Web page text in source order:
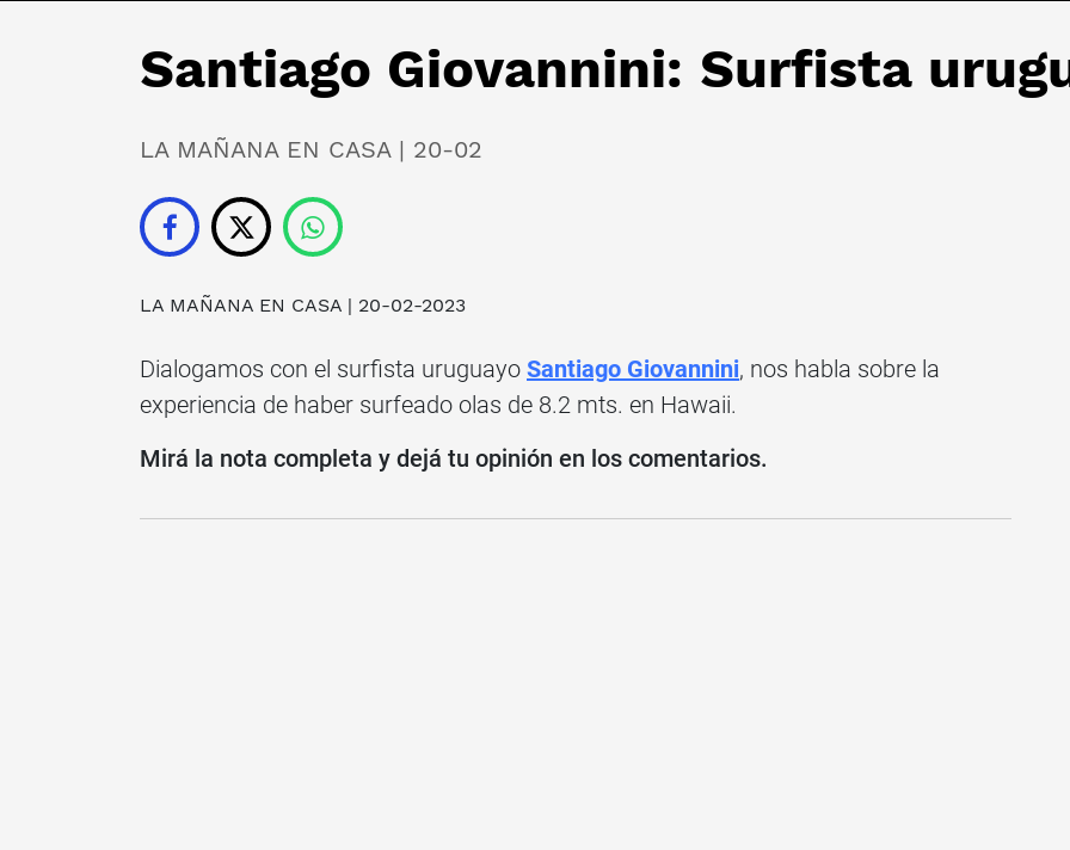
Santiago Giovannini: Surfista
LA MAÑANA EN CASA | 20-02
LA MAÑANA EN CASA | 20-02-2023
Dialogamos con el surfista uruguayo Santiago Giovannini, nos habla sobre la
experiencia de haber surfeado olas de 8.2 mts. en Hawaii.
Mirá la nota completa y dejá tu opinión en los comentarios.